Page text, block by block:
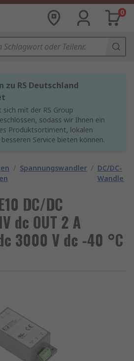
0
zu RS Deutschland
sich mit der RS Group
sodass wir Ihnen ein
Produktsortiment, lokalen
Service bieten können.
/ Spannungswandler / DC/DC-
Wandler
DC/DC
dc OUT 2 A
3000 V dc -40 °C